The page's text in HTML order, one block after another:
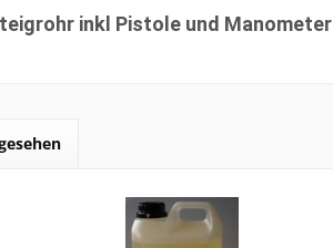
inkl Pistole und Manometer